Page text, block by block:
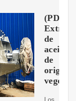
(PDF)
de
aceites
de
origen
vegetal